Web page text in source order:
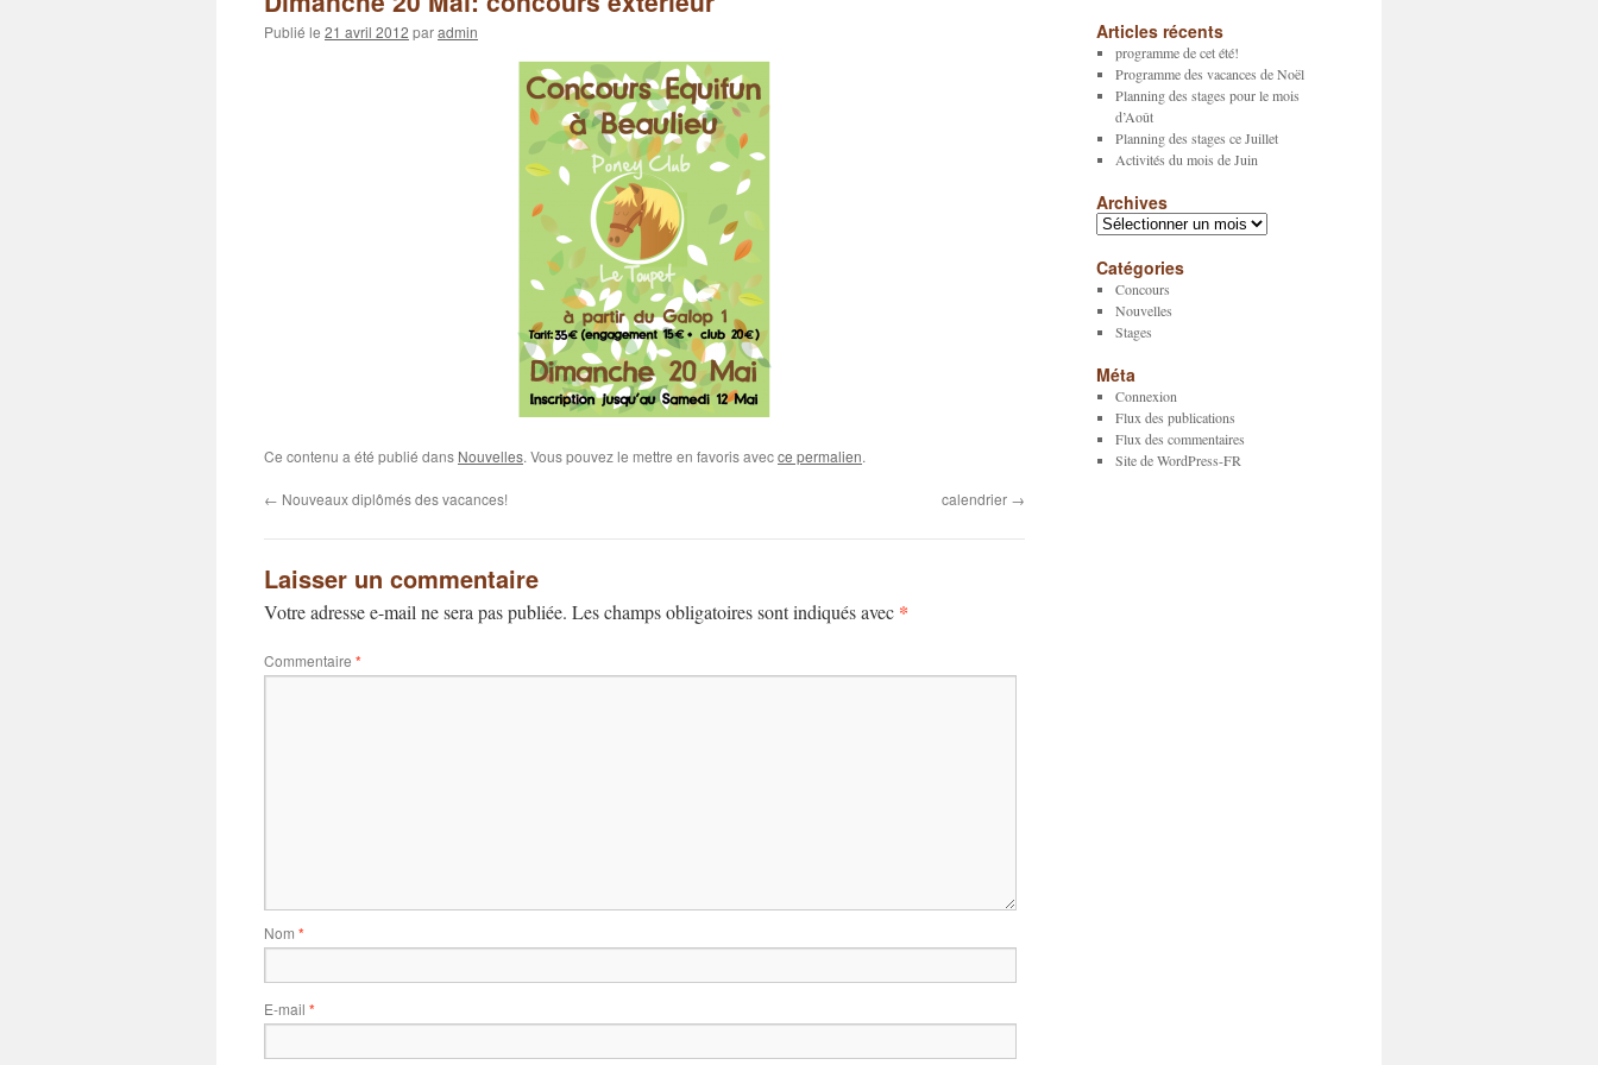
Publié le 21 avril 2012 paradmin
Ce contenu a été publié dans Nouvelles. Vous pouvez le mettre en favoris avecce permalien.
← Nouveaux diplômés des vacances! calendrier →
Laisser un commentaire
Votre adresse e-mail ne sera pas publiée. Les champs obligatoires sont indiqués avec *
Commentaire *
Nom *
E-mail *
Articles récents
programme de cet été!
Programme des vacances de Noël
Planning des stages pour le mois
d’Août
Planning des stages ce Juillet
Activités du mois de Juin
Archives
Archives
Catégories
Concours
Nouvelles
Stages
Méta
Connexion
Flux des publications
Flux des commentaires
Site de WordPress-FR